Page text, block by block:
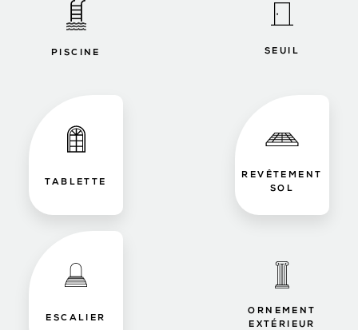
PISCINE SEUIL
TABLETTE
REVÊTEMENT
SOL
ESCALIER
ORNEMENT
EXTÉRIEUR